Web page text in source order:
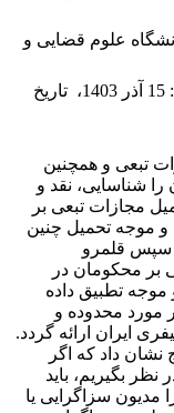
علوم قضایی و
: 15 آذر 1403 ، تاریخ
تبعی و همچنین
شناسایی، نقد و
مجازات تبعی بر
موجه تحمیل چنین
قلمرو
بر محکومان در
تطبیق داده
مورد محدوده و
ایران ارائه گردد.
داد که اگر
بگیریم، باید
مدیون سزاگرایی یا